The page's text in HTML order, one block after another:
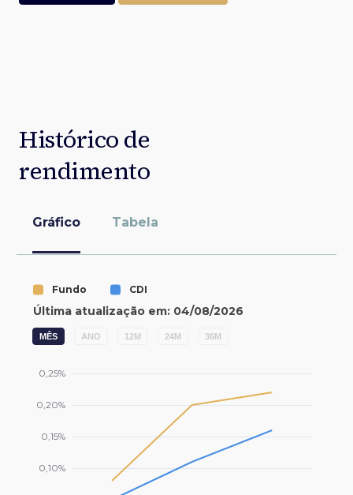
Histórico de
rendimento
Gráfico Tabela
MÊS ANO 12M 24M 36M